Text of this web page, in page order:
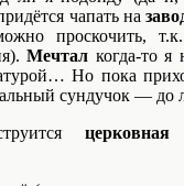
чапать на
проскочить,
Мечтал когда-то я
Но пока
сундучок — до